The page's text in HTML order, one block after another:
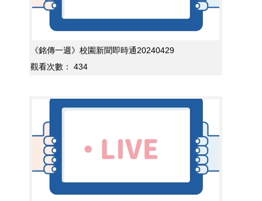
《銘傳一週》校園新聞即時通20240429
觀看次數：
434